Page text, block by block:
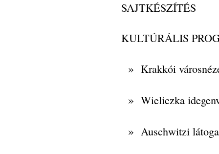
SAJTKÉSZÍTÉS
KULTÚRÁLIS
» Krakkói
» Wieliczka
» Auschwitzi